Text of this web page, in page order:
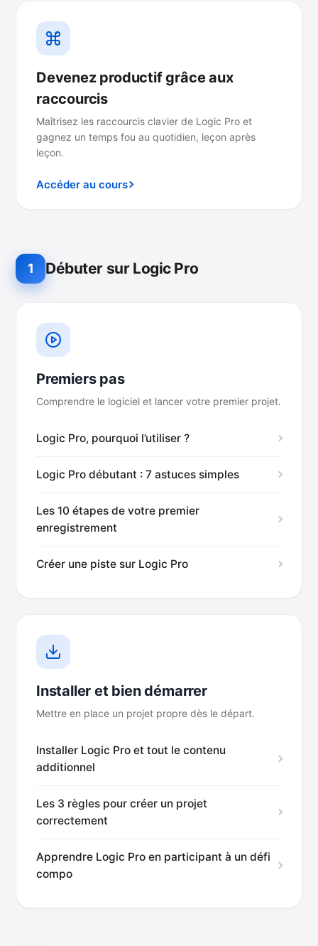
Devenez productif grâce aux
raccourcis
Maîtrisez les raccourcis clavier de Logic Pro et
gagnez un temps fou au quotidien, leçon après
leçon.
Accéder au cours
1 Débuter sur Logic Pro
Premiers pas
Comprendre le logiciel et lancer votre premier projet.
Logic Pro, pourquoi l’utiliser ?
Logic Pro débutant : 7 astuces simples
Les 10 étapes de votre premier
enregistrement
Créer une piste sur Logic Pro
Installer et bien démarrer
Mettre en place un projet propre dès le départ.
Installer Logic Pro et tout le contenu
additionnel
Les 3 règles pour créer un projet
correctement
Apprendre Logic Pro en participant à un défi
compo